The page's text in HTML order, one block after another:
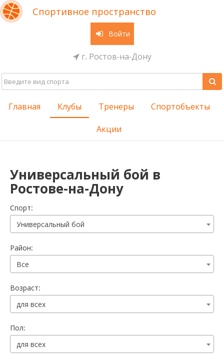
Спортивное пространство
Войти
г. Ростов-на-Дону
Главная Клубы Тренеры Спортобъекты
Акции
Универсальный бой в
Ростове-на-Дону
Cпорт:
Универсальный бой
Район:
Все
Возраст:
для всех
Пол:
для всех